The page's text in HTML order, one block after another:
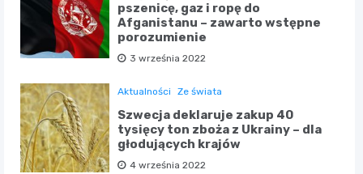
pszenicę, gaz i ropę do
Afganistanu – zawarto wstępne
porozumienie
3 września 2022
Aktualności Ze świata
Szwecja deklaruje zakup 40
tysięcy ton zboża z Ukrainy – dla
głodujących krajów
4 września 2022